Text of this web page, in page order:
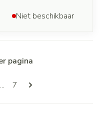
Niet beschikbaar
pagina
... Pagina
7
pagina